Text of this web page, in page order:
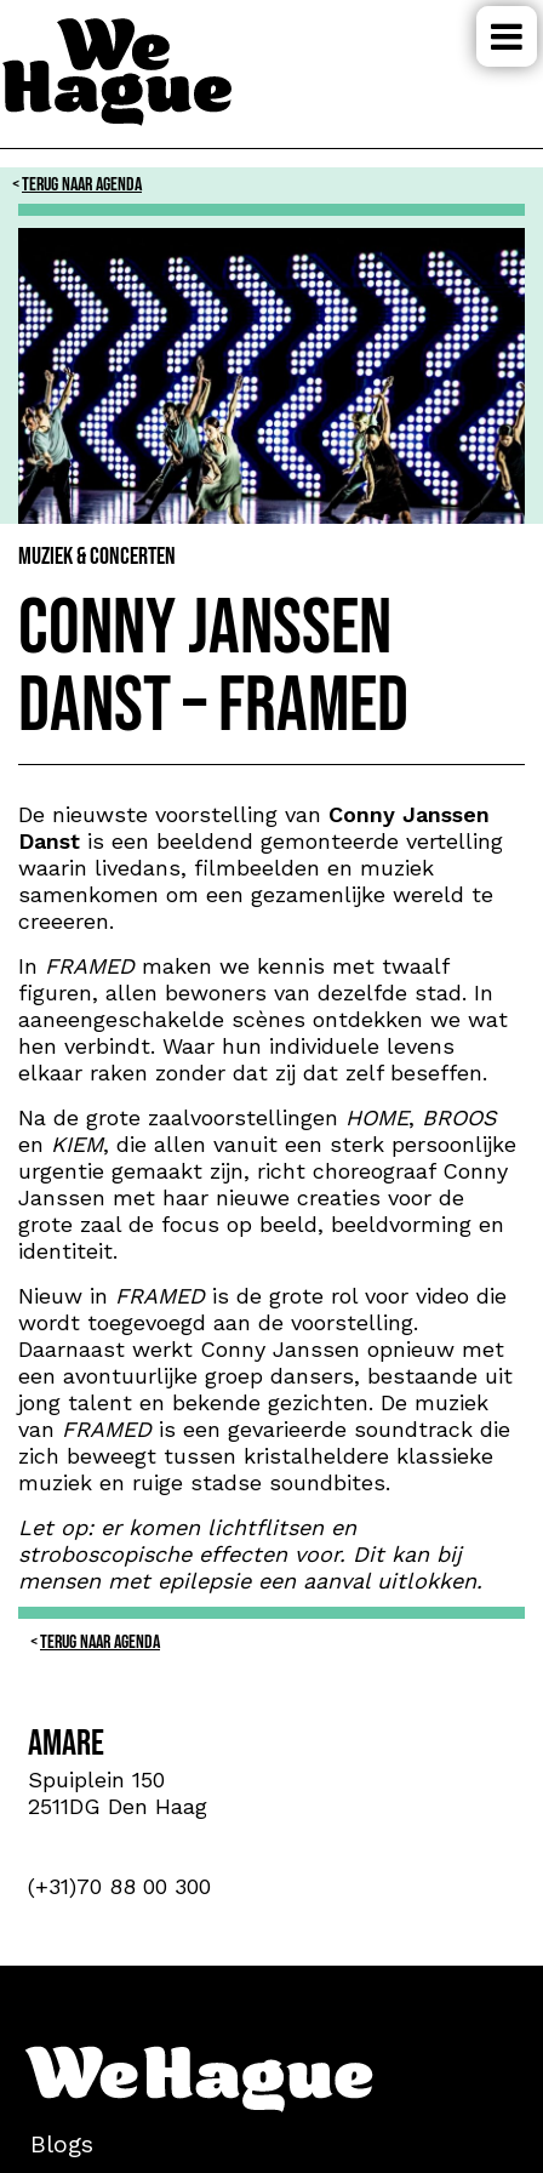
TERUG NAAR AGENDA
Muziek & Concerten
Conny Janssen
Danst – Framed
De nieuwste voorstelling van Conny Janssen
Danst is een beeldend gemonteerde vertelling
waarin livedans, filmbeelden en muziek
samenkomen om een gezamenlijke wereld te
creeeren.
In FRAMEDmaken we kennis met twaalf
figuren, allen bewoners van dezelfde stad. In
aaneengeschakelde scènes ontdekken we wat
hen verbindt. Waar hun individuele levens
elkaar raken zonder dat zij dat zelf beseffen.
Na de grote zaalvoorstellingen HOME, BROOS
en KIEM, die allen vanuit een sterk persoonlijke
urgentie gemaakt zijn, richt choreograaf Conny
Janssen met haar nieuwe creaties voor de
grote zaal de focus op beeld, beeldvorming en
identiteit.
Nieuw in FRAMEDis de grote rol voor video die
wordt toegevoegd aan de voorstelling.
Daarnaast werkt Conny Janssen opnieuw met
een avontuurlijke groep dansers, bestaande uit
jong talent en bekende gezichten. De muziek
van FRAMEDis een gevarieerde soundtrack die
zich beweegt tussen kristalheldere klassieke
muziek en ruige stadse soundbites.
Let op: er komen lichtflitsen en
stroboscopische effecten voor. Dit kan bij
mensen met epilepsie een aanval uitlokken.
TERUG NAAR AGENDA
Amare
Spuiplein 150
2511DG Den Haag
(+31)70 88 00 300
Blogs